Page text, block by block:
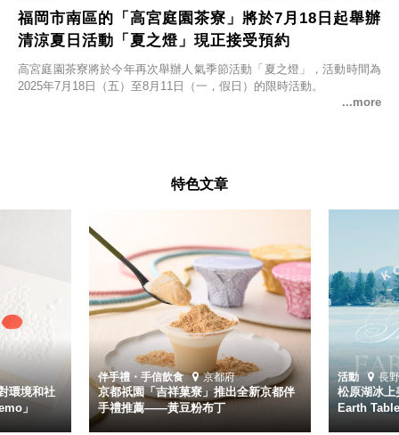
福岡市南區的「高宮庭園茶寮」將於7月18日起舉辦
清涼夏日活動「夏之燈」現正接受預約
高宮庭園茶寮將於今年再次舉辦人氣季節活動「夏之燈」，活動時間為
2025年7月18日（五）至8月11日（一，假日）的限時活動。
特色文章
環境和社
」
伴手禮・手信飲食 京都府
京都祇園「吉祥菓寮」推出全新京都伴
手禮推薦——黃豆粉布丁
活動 長
松原湖冰
Earth